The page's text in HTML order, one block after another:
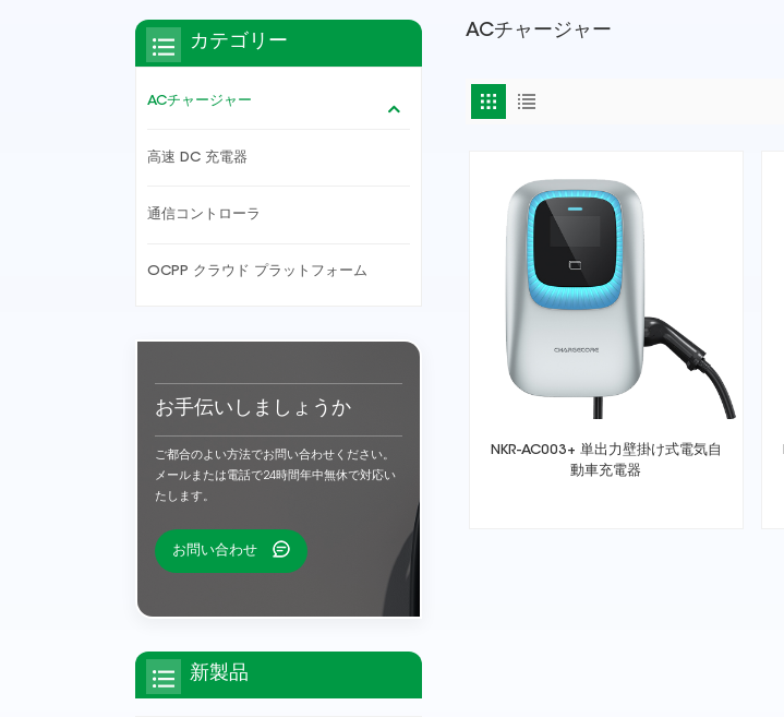
ACチャージャー
NKR-AC003+ 単出力壁掛け式電気自
動車充電器
カテゴリー
ACチャージャー
高速 DC 充電器
通信コントローラ
OCPP クラウド プラットフォーム
お手伝いしましょうか
ご都合のよい方法でお問い合わせください。
メールまたは電話で24時間年中無休で対応い
たします。
お問い合わせ
新製品